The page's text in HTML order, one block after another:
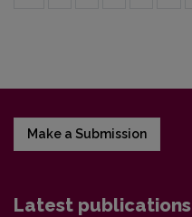
Make a Submission
Latest publications